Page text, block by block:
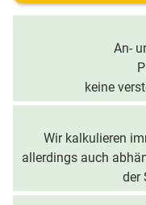
An-
keine
Wir kalkulieren
allerdings auch
der